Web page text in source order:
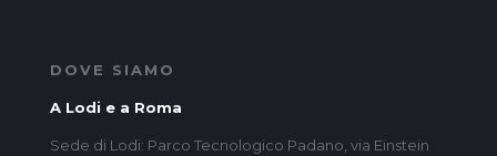
DOVE SIAMO
A Lodi e a Roma
Sede di Lodi: Parco Tecnologico Padano, via Einstein